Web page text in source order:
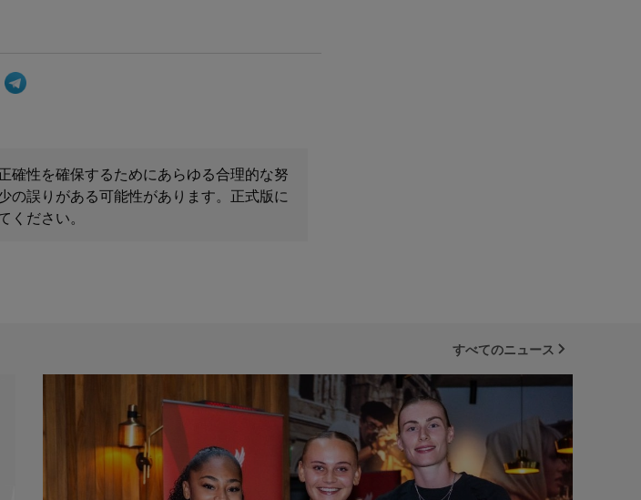
確性を確保するためにあらゆる合理的な努
の誤りがある可能性があります。正式版に
ださい。
すべてのニュース